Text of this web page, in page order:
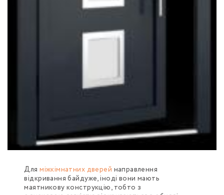
Дляміжкімнатних дверей направлення
відкривання байдуже, іноді вони мають
маятникову конструкцію, тобто з